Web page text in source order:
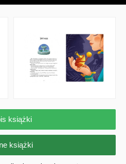
książki
Dane książki